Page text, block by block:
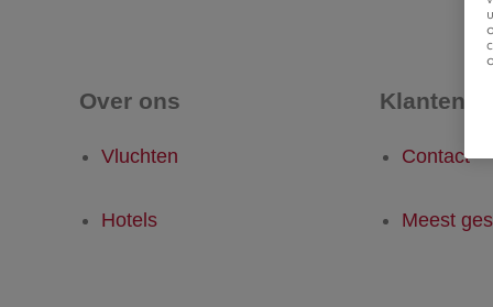
Over ons
Vluchten
Hotels
Contact
Meest